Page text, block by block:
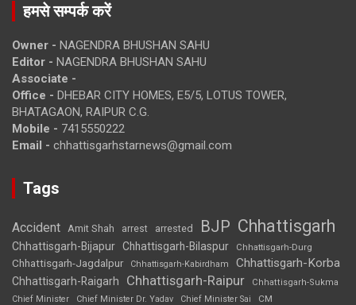
हमसे सम्पर्क करें
Owner - NAGENDRA BHUSHAN SAHU
Editor - NAGENDRA BHUSHAN SAHU
Associate -
Office - DHEBAR CITY HOMES, E5/5, LOTUS TOWER,
BHATAGAON, RAIPUR C.G.
Mobile - 7415550222
Email - chhattisgarhstarnews@gmail.com
Tags
Accident Amit Shah arrest arrested BJP Chhattisgarh
Chhattisgarh-Bijapur Chhattisgarh-Bilaspur Chhattisgarh-Durg
Chhattisgarh-Jagdalpur Chhattisgarh-Kabirdham Chhattisgarh-Korba
Chhattisgarh-Raigarh Chhattisgarh-Raipur
Chhattisgarh-Sukma
Chief Minister
Chief Minister Dr. Yadav Chief Minister Sai CM